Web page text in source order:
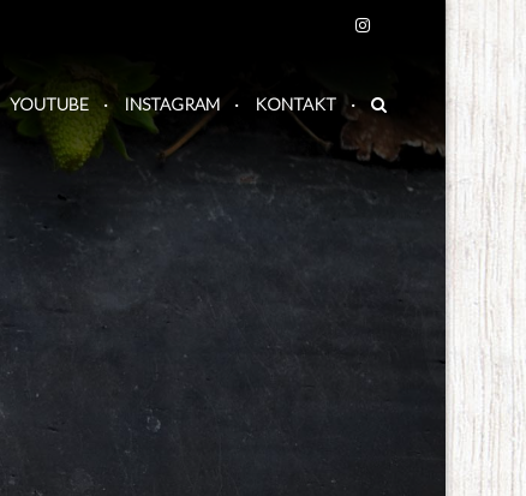
YOUTUBE INSTAGRAM KONTAKT